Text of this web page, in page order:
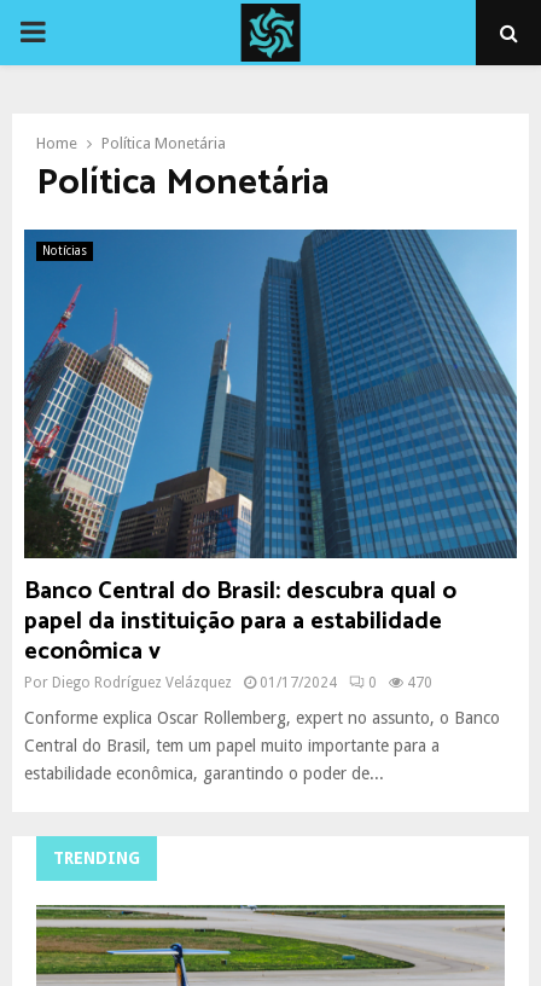
PRIMARY
Home Política Monetária
Política Monetária
Notícias
Banco Central do Brasil: descubra qual o
papel da instituição para a estabilidade
econômica v
Por Diego Rodríguez Velázquez 01/17/2024 0 470
Conforme explica Oscar Rollemberg, expert no assunto, o Banco
Central do Brasil, tem um papel muito importante para a
estabilidade econômica, garantindo o poder de...
TRENDING